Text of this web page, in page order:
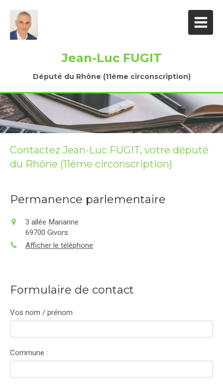
Jean-Luc FUGIT
Député du Rhône (11ème circonscription)
Contactez Jean-Luc FUGIT, votre député
du Rhône (11ème circonscription)
Permanence parlementaire
3 allée Marianne
69700 Givors
Afficher le téléphone
Formulaire de contact
Vos nom / prénom
Commune :